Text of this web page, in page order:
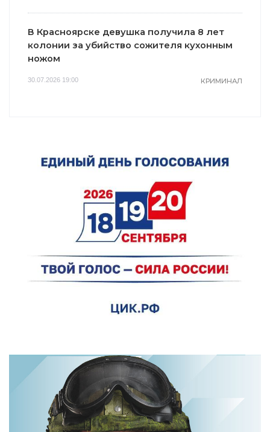
В Красноярске девушка получила 8 лет
колонии за убийство сожителя кухонным
ножом
30.07.2026 19:00 КРИМИНАЛ